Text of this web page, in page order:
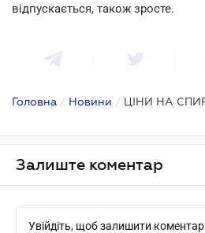
відпускається, також зросте.
Головна / Новини / ЦІНИ НА
Залиште коментар
Увійдіть, щоб залишити коментар